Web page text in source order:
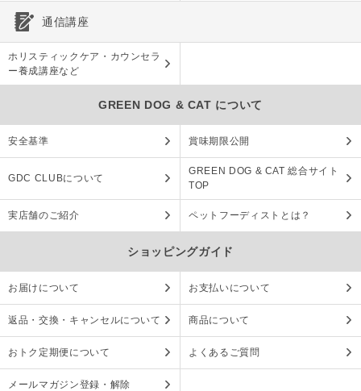
通信講座
ホリスティックケア・カウンセラ
ー養成講座など
GREEN DOG & CAT について
安全基準 賞味期限公開
GDC CLUBについて
GREEN DOG & CAT 総合サイト
TOP
実店舗のご紹介 ペットフーディストとは？
ショッピングガイド
お届けについて お支払いについて
返品・交換・キャンセルについて 商品について
おトク定期便について よくあるご質問
メールマガジン登録・解除